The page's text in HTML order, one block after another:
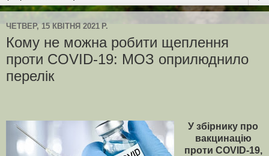
ЧЕТВЕР, 15 КВІТНЯ 2021 Р.
Кому не можна робити щеплення
проти COVID-19: МОЗ оприлюднило
перелік
У збірнику про
вакцинацію
проти COVID-19,